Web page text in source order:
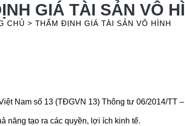
GIÁ TÀI SẢN VÔ
CHỦ > THẨM ĐỊNH GIÁ TÀI SẢN VÔ HÌNH
Nam số 13 (TĐGVN 13) Thông tư 06/2014/TT
năng tạo ra các quyền, lợi ích kinh tế.